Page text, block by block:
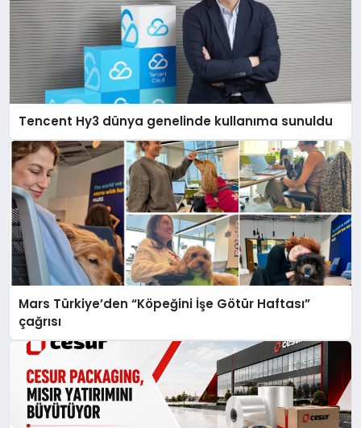
Tencent Hy3 dünya genelinde kullanıma sunuldu
Mars Türkiye’den “Köpeğini İşe Götür Haftası”
çağrısı